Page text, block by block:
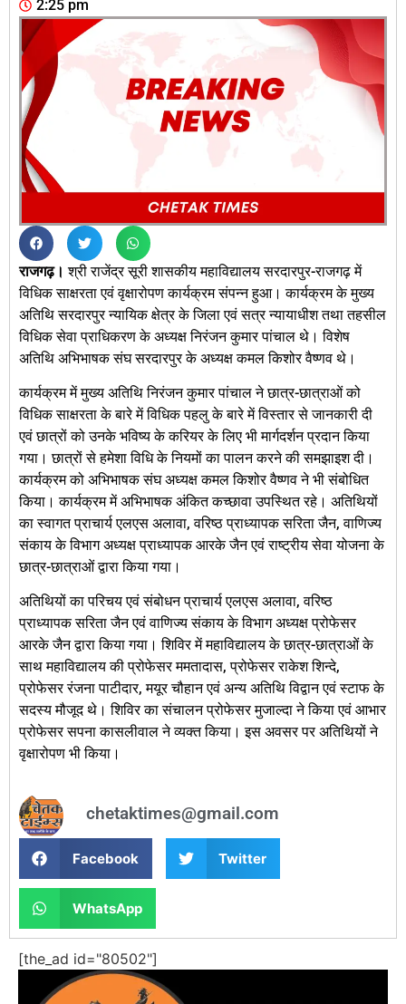
2:25 pm
राजगढ़। श्री राजेंद्र सूरी शासकीय महाविद्यालय सरदारपुर-राजगढ़ में
विधिक साक्षरता एवं वृक्षारोपण कार्यक्रम संपन्न हुआ। कार्यक्रम के मुख्य
अतिथि सरदारपुर न्यायिक क्षेत्र के जिला एवं सत्र न्यायाधीश तथा तहसील
विधिक सेवा प्राधिकरण के अध्यक्ष निरंजन कुमार पांचाल थे। विशेष
अतिथि अभिभाषक संघ सरदारपुर के अध्यक्ष कमल किशोर वैष्णव थे।
कार्यक्रम में मुख्य अतिथि निरंजन कुमार पांचाल ने छात्र-छात्राओं को
विधिक साक्षरता के बारे में विधिक पहलु के बारे में विस्तार से जानकारी दी
एवं छात्रों को उनके भविष्य के करियर के लिए भी मार्गदर्शन प्रदान किया
गया। छात्रों से हमेशा विधि के नियमों का पालन करने की समझाइश दी।
कार्यक्रम को अभिभाषक संघ अध्यक्ष कमल किशोर वैष्णव ने भी संबोधित
किया। कार्यक्रम में अभिभाषक अंकित कच्छावा उपस्थित रहे। अतिथियों
का स्वागत प्राचार्य एलएस अलावा, वरिष्ठ प्राध्यापक सरिता जैन, वाणिज्य
संकाय के विभाग अध्यक्ष प्राध्यापक आरके जैन एवं राष्ट्रीय सेवा योजना के
छात्र-छात्राओं द्वारा किया गया।
अतिथियों का परिचय एवं संबोधन प्राचार्य एलएस अलावा, वरिष्ठ
प्राध्यापक सरिता जैन एवं वाणिज्य संकाय के विभाग अध्यक्ष प्रोफेसर
आरके जैन द्वारा किया गया। शिविर में महाविद्यालय के छात्र-छात्राओं के
साथ महाविद्यालय की प्रोफेसर ममतादास, प्रोफेसर राकेश शिन्दे,
प्रोफेसर रंजना पाटीदार, मयूर चौहान एवं अन्य अतिथि विद्वान एवं स्टाफ के
सदस्य मौजूद थे। शिविर का संचालन प्रोफेसर मुजाल्दा ने किया एवं आभार
प्रोफेसर सपना कासलीवाल ने व्यक्त किया। इस अवसर पर अतिथियों ने
वृक्षारोपण भी किया।
chetaktimes@gmail.com
Facebook Twitter
WhatsApp
[the_ad id="80502"]